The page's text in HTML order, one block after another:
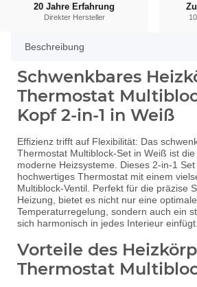
20 Jahre Erfahrung
Direkter Hersteller
Beschreibung
Schwenkbares
Thermostat
Kopf 2-in-1 in Weiß
Effizienz trifft auf Flexibilität: Das
Thermostat Multiblock-Set in Weiß ist
moderne Heizsysteme. Dieses 2-in-1
hochwertiges Thermostat mit einem
Multiblock-Ventil. Perfekt für die präzise
Heizung, bietet es nicht nur eine optimale
Temperaturregelung, sondern auch ein
sich harmonisch in jedes Interieur einfügt.
Vorteile des
Thermostat